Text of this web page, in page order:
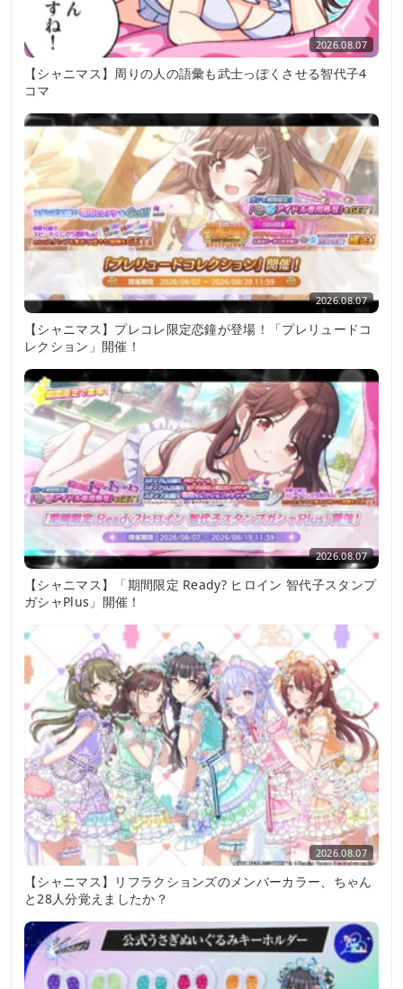
2026.08.07
【シャニマス】周りの人の語彙も武士っぽくさせる智代子4
コマ
2026.08.07
【シャニマス】プレコレ限定恋鐘が登場！「プレリュードコ
レクション」開催！
2026.08.07
【シャニマス】「期間限定 Ready? ヒロイン 智代子スタンプ
ガシャPlus」開催！
2026.08.07
【シャニマス】リフラクションズのメンバーカラー、ちゃん
と28人分覚えましたか？